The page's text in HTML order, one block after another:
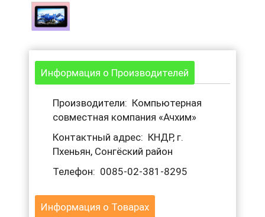
Информация о Производителей
Производители: Компьютерная
совместная компания «Ачхим»
Контактный адрес: КНДР, г.
Пхеньян, Сонгёский район
Телефон: 0085-02-381-8295
Информация о Товарах